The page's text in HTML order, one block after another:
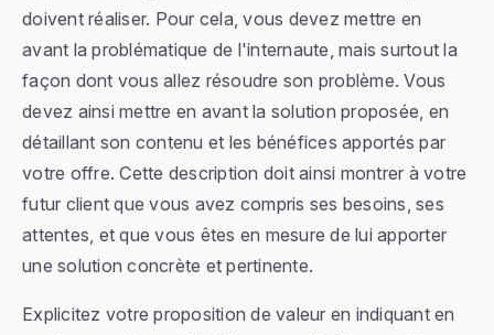
doivent réaliser. Pour cela, vous devez mettre en
avant la problématique de l'internaute, mais surtout la
façon dont vous allez résoudre son problème. Vous
devez ainsi mettre en avant la solution proposée, en
détaillant son contenu et les bénéfices apportés par
votre offre. Cette description doit ainsi montrer à votre
futur client que vous avez compris ses besoins, ses
attentes, et que vous êtes en mesure de lui apporter
une solution concrète et pertinente.
Explicitez votre proposition de valeur en indiquant en